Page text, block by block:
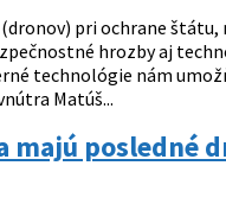
pri ochrane štátu,
hrozby aj
technológie nám
Matúš...
majú posledné